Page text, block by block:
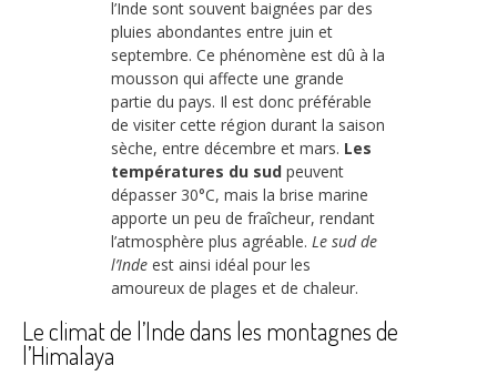
l’Inde sont souvent baignées par des
pluies abondantes entre juin et
septembre. Ce phénomène est dû à la
mousson qui affecte une grande
partie du pays. Il est donc préférable
de visiter cette région durant la saison
sèche, entre décembre et mars. Les
températures du sud peuvent
dépasser 30°C, mais la brise marine
apporte un peu de fraîcheur, rendant
l’atmosphère plus agréable. Le sud de
l’Inde est ainsi idéal pour les
amoureux de plages et de chaleur.
Le climat de l’Inde dans les montagnes de
l’Himalaya